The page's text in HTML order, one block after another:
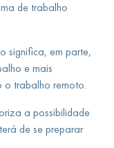
de trabalho
significa, em parte,
e mais
o trabalho remoto.
a possibilidade
de se preparar